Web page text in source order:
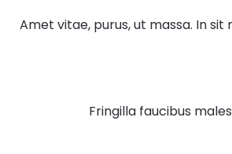
Amet vitae, purus, ut massa. In
Fringilla faucibus